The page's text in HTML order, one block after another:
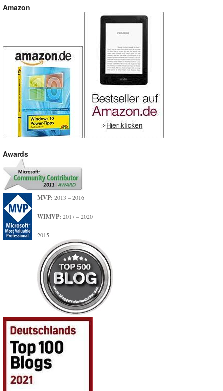
Amazon
Awards
MVP: 2013 – 2016
WIMVP: 2017 – 2020
2015